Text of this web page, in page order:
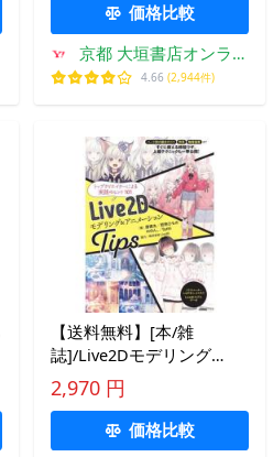
価格比較
京都 大垣書店オンライ
ン
4.66 (2,944件)
【送料無料】[本/雑
誌]/Live2Dモデリング
&amp;アニメーション
Tips/唐揚丸/〔ほか〕著
2,970 円
価格比較